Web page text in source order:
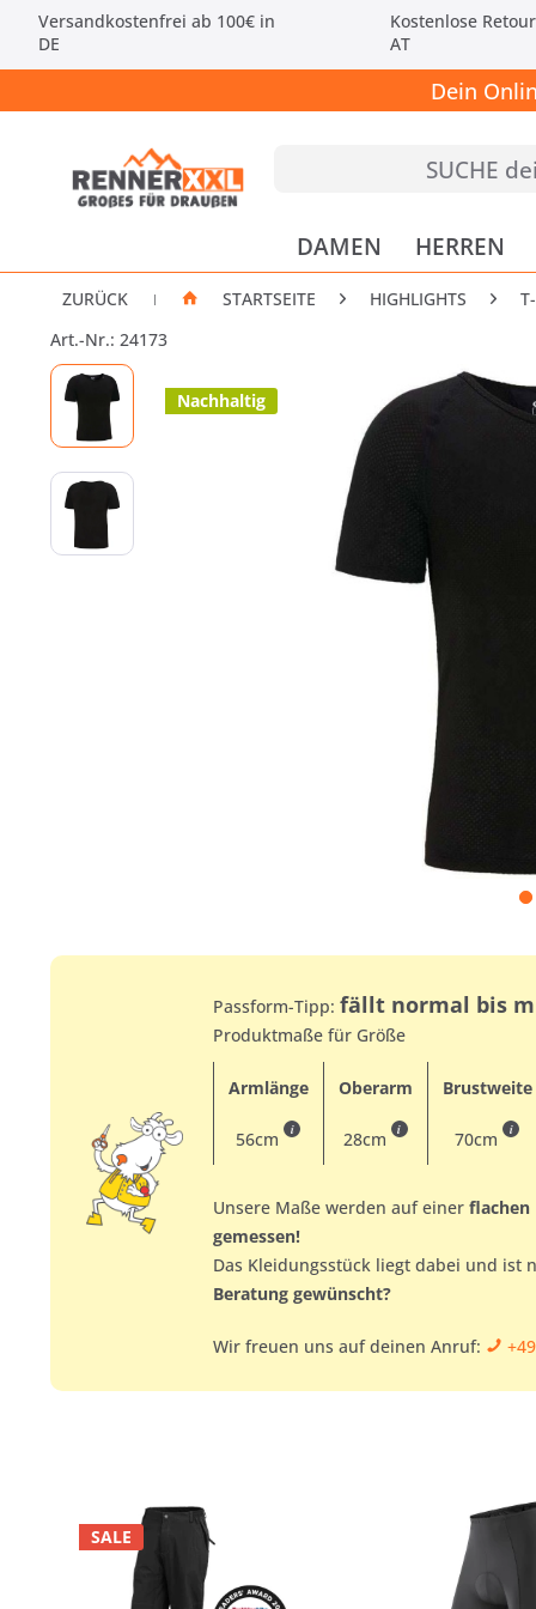
Versandkostenfrei ab 100€ in
DE
Kostenlose
AT
Dein
DAMEN HERREN
ZURÜCK | STARTSEITE HIGHLIGHTS
Nachhaltig
Passform-Tipp: fällt normal bis
Produktmaße für Größe
Armlänge Oberarm Brustweite
56cm i 28cm i 70cm i
Unsere Maße werden auf einer flachen
gemessen!
Das Kleidungsstück liegt dabei und ist
Beratung gewünscht?
Wir freuen uns auf deinen Anruf:
Art.-Nr.: 24173
SALE